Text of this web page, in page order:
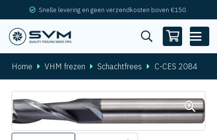
Snelle levering en geen verzendkosten boven €150.
Home VHM frezen Schachtfrees C-CES 2084